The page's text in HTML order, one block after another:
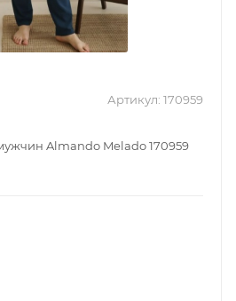
Артикул: 170959
Almando Melado 170959